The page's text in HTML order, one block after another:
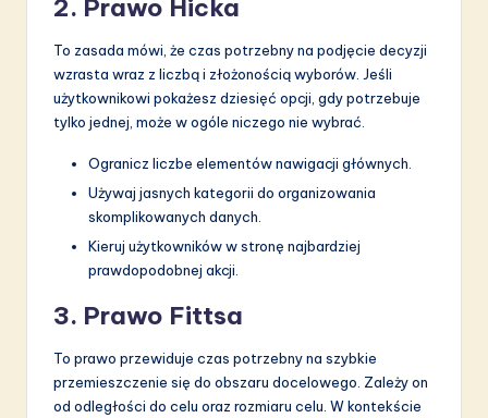
2. Prawo Hicka
To zasada mówi, że czas potrzebny na podjęcie decyzji
wzrasta wraz z liczbą i złożonością wyborów. Jeśli
użytkownikowi pokażesz dziesięć opcji, gdy potrzebuje
tylko jednej, może w ogóle niczego nie wybrać.
Ogranicz liczbe elementów nawigacji głównych.
Używaj jasnych kategorii do organizowania
skomplikowanych danych.
Kieruj użytkowników w stronę najbardziej
prawdopodobnej akcji.
3. Prawo Fittsa
To prawo przewiduje czas potrzebny na szybkie
przemieszczenie się do obszaru docelowego. Zależy on
od odległości do celu oraz rozmiaru celu. W kontekście